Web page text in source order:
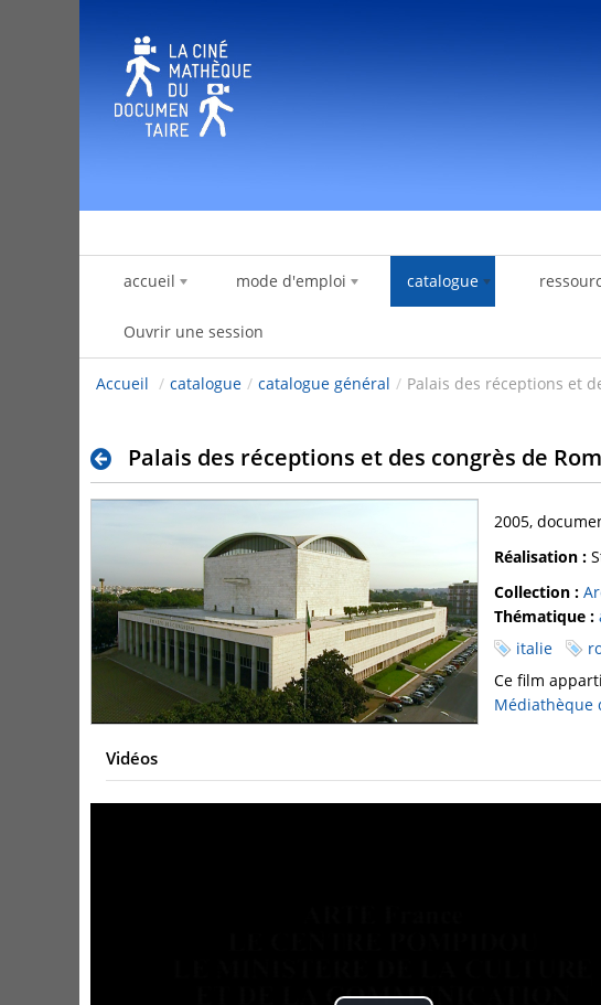
accueil mode d'emploi catalogue
Ouvrir une session
Accueil / catalogue / catalogue général / Palais des réceptions et
Palais des réceptions et des congrès de
2005,
Réalisation :
Collection :
Thématique :
italie
Ce film
Médiathèque
Vidéos